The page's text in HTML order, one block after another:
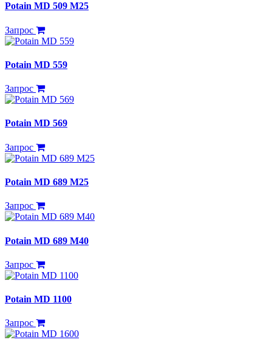
Potain MD 509 M25
Запрос
Potain MD 559
Запрос
Potain MD 569
Запрос
Potain MD 689 M25
Запрос
Potain MD 689 M40
Запрос
Potain MD 1100
Запрос